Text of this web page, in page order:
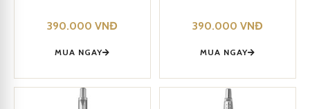
390.000 VNĐ
MUA NGAY
390.000 VNĐ
MUA NGAY